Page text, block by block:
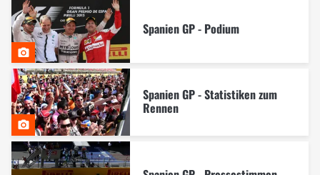
Spanien GP - Podium
Spanien GP - Statistiken zum
Rennen